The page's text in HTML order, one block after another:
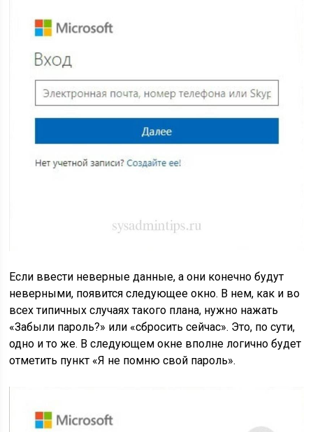
Если ввести неверные данные, а они конечно будут
неверными, появится следующее окно. В нем, как и во
всех типичных случаях такого плана, нужно нажать
«Забыли пароль?» или «сбросить сейчас». Это, по сути,
одно и то же. В следующем окне вполне логично будет
отметить пункт «Я не помню свой пароль».